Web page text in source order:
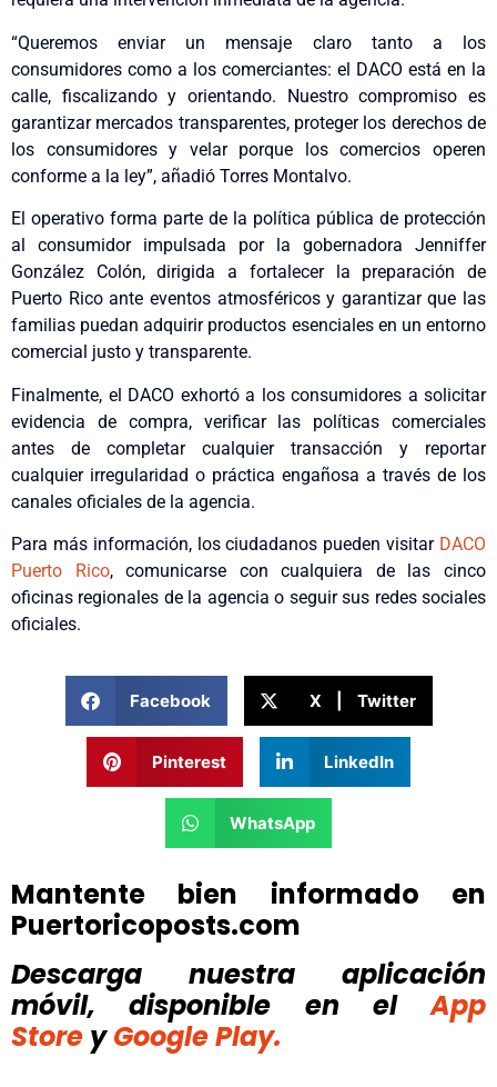
“Queremos enviar un mensaje claro tanto a los
consumidores como a los comerciantes: el DACO está en la
calle, fiscalizando y orientando. Nuestro compromiso es
garantizar mercados transparentes, proteger los derechos de
los consumidores y velar porque los comercios operen
conforme a la ley”, añadió Torres Montalvo.
El operativo forma parte de la política pública de protección
al consumidor impulsada por la gobernadora Jenniffer
González Colón, dirigida a fortalecer la preparación de
Puerto Rico ante eventos atmosféricos y garantizar que las
familias puedan adquirir productos esenciales en un entorno
comercial justo y transparente.
Finalmente, el DACO exhortó a los consumidores a solicitar
evidencia de compra, verificar las políticas comerciales
antes de completar cualquier transacción y reportar
cualquier irregularidad o práctica engañosa a través de los
canales oficiales de la agencia.
Para más información, los ciudadanos pueden visitar DACO
Puerto Rico, comunicarse con cualquiera de las cinco
oficinas regionales de la agencia o seguir sus redes sociales
oficiales.
Facebook X | Twitter
Pinterest LinkedIn
WhatsApp
Mantente bien informado en
Puertoricoposts.com
Descarga nuestra aplicación
móvil, disponible
en el
App
Store y Google Play.